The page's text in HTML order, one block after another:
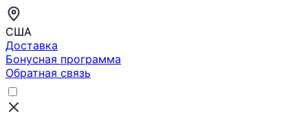
США
Доставка
Бонусная программа
Обратная связь